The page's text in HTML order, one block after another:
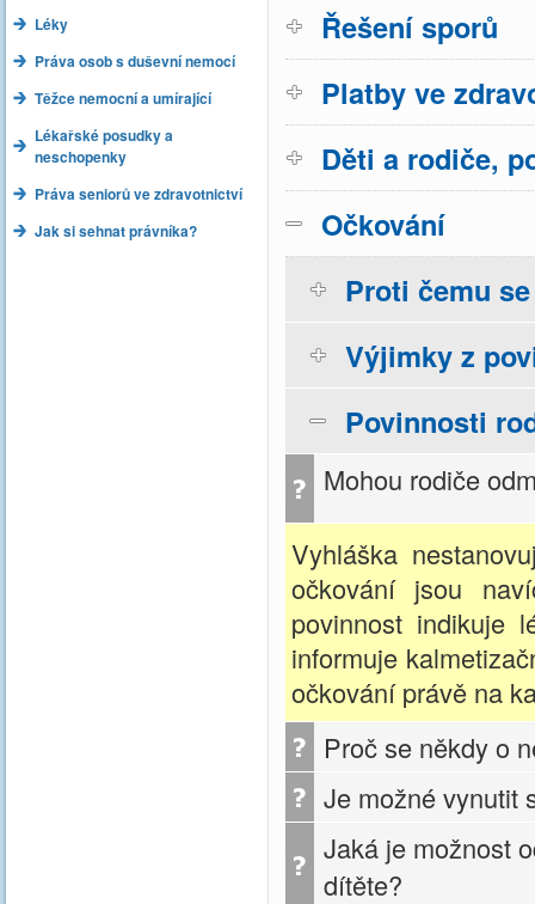
Léky
Práva osob s duševní nemocí
Těžce nemocní a umírající
Lékařské posudky a
neschopenky
Práva seniorů ve zdravotnictví
Jak si sehnat právníka?
Řešení sporů
Platby ve
Děti a rodiče,
Očkování
Proti čemu
Výjimky z
Povinnosti
Mohou rodiče
Vyhláška
očkování jsou
povinnost indikuje
informuje
očkování právě na
Proč se někdy o
Je možné vynutit
Jaká je možnost
dítěte?